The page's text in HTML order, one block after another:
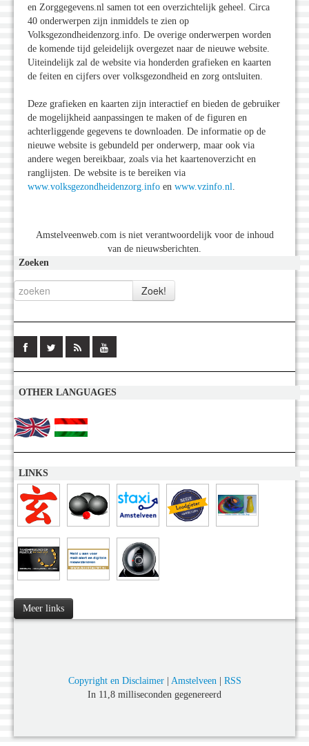
en Zorggegevens.nl samen tot een overzichtelijk geheel. Circa
40 onderwerpen zijn inmiddels te zien op
Volksgezondheidenzorg.info. De overige onderwerpen worden
de komende tijd geleidelijk overgezet naar de nieuwe website.
Uiteindelijk zal de website via honderden grafieken en kaarten
de feiten en cijfers over volksgezondheid en zorg ontsluiten.
Deze grafieken en kaarten zijn interactief en bieden de gebruiker
de mogelijkheid aanpassingen te maken of de figuren en
achterliggende gegevens te downloaden. De informatie op de
nieuwe website is gebundeld per onderwerp, maar ook via
andere wegen bereikbaar, zoals via het kaartenoverzicht en
ranglijsten. De website is te bereiken via
www.volksgezondheidenzorg.info en www.vzinfo.nl.
Amstelveenweb.com is niet verantwoordelijk voor de inhoud
van de nieuwsberichten.
Zoeken
OTHER LANGUAGES
LINKS
Meer links
Copyright en Disclaimer| Amstelveen| RSS
In 11,8 milliseconden gegenereerd